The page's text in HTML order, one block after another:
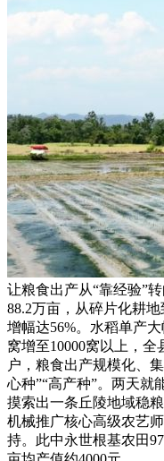
让粮食出产从“靠经验”
88.2万亩，从碎片化耕
增幅达56%。水稻单产
窝增至10000窝以上，全
户，粮食出产规模化、
心种”“高产种”。两天就
摸索出一条丘陵地域稳
机械推广核心高级农艺
持。此中永世根基农田